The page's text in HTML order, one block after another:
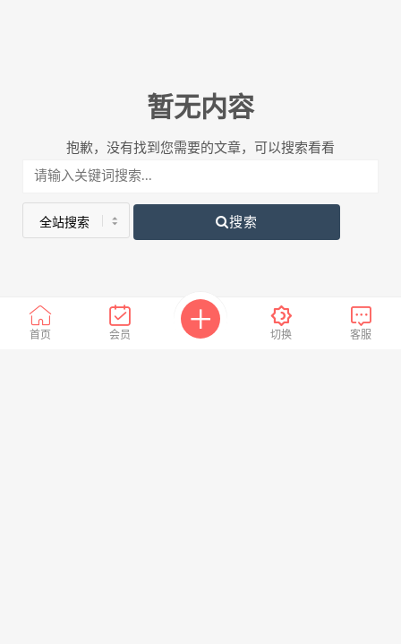
暂无内容
抱歉，没有找到您需要的文章，可以搜索看看
搜索
首页 会员 切换 客服